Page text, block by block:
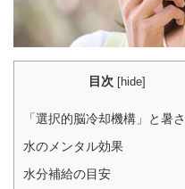
目次 [hide]
「選択的脳冷却機構」と暑
水のメンタル効果
水分補給の目安